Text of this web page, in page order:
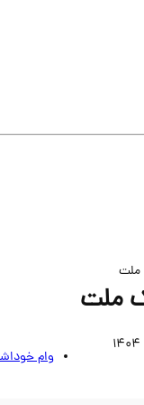
ملت
ملت
وام